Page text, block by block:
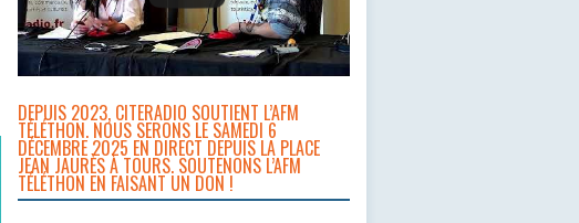
DEPUIS 2023, CITERADIO SOUTIENT L’AFM
TÉLÉTHON. NOUS SERONS LE SAMEDI 6
DÉCEMBRE 2025 EN DIRECT DEPUIS LA PLACE
JEAN JAURÈS À TOURS. SOUTENONS L’AFM
TÉLÉTHON EN FAISANT UN DON !